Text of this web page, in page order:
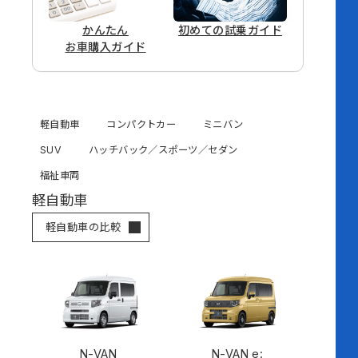
かんたん
お車購入ガイド
初めての試乗ガイド
軽自動車 コンパクトカー ミニバン
SUV ハッチバック／スポーツ／セダン
福祉車両
軽自動車
軽自動車の比較
N-VAN N-VAN e: